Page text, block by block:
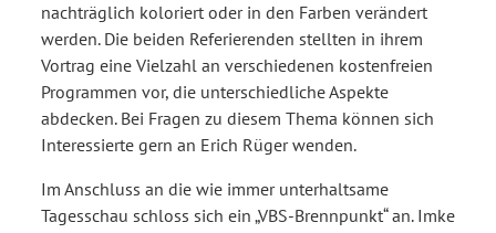
nachträglich koloriert oder in den Farben verändert
werden. Die beiden Referierenden stellten in ihrem
Vortrag eine Vielzahl an verschiedenen kostenfreien
Programmen vor, die unterschiedliche Aspekte
abdecken. Bei Fragen zu diesem Thema können sich
Interessierte gern an Erich Rüger wenden.
Im Anschluss an die wie immer unterhaltsame
Tagesschau schloss sich ein „VBS-Brennpunkt“ an. Imke